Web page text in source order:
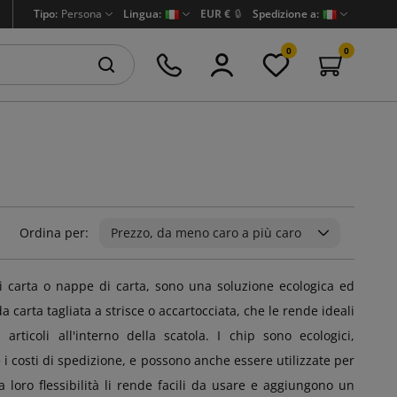
Tipo: Persona Lingua: EUR € 🔒 Spedizione a:
0 0
Ordina per: Prezzo, da meno caro a più caro
o nappe di carta, sono una soluzione ecologica ed
tagliata a strisce o accartocciata, che le rende ideali
all'interno della scatola. I chip sono ecologici,
di spedizione, e possono anche essere utilizzate per
loro flessibilità li rende facili da usare e aggiungono un